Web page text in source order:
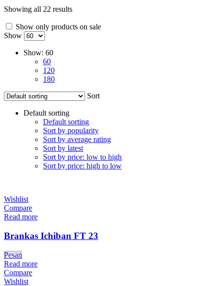
Showing all 22 results
Show only products on sale
Show
Show: 60
60
120
180
Sort
Default sorting
Default sorting
Sort by popularity
Sort by average rating
Sort by latest
Sort by price: low to high
Sort by price: high to low
Wishlist
Compare
Read more
Brankas Ichiban FT 23
Pesan
Read more
Compare
Wishlist